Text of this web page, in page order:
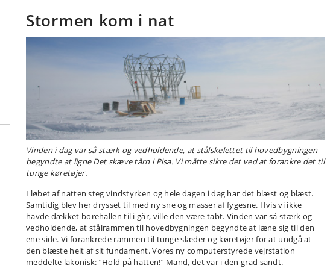
Stormen kom i nat
Vinden i dag var så stærk og vedholdende, at stålskelettet til hovedbygningen
begyndte at ligne Det skæve tårn i Pisa. Vi måtte sikre det ved at forankre det til
tunge køretøjer.
I løbet af natten steg vindstyrken og hele dagen i dag har det blæst og blæst.
Samtidig blev her drysset til med ny sne og masser af fygesne. Hvis vi ikke
havde dækket borehallen til i går, ville den være tabt. Vinden var så stærk og
vedholdende, at stålrammen til hovedbygningen begyndte at læne sig til den
ene side. Vi forankrede rammen til tunge slæder og køretøjer for at undgå at
den blæste helt af sit fundament. Vores ny computerstyrede vejrstation
meddelte lakonisk: ”Hold på hatten!” Mand, det var i den grad sandt.